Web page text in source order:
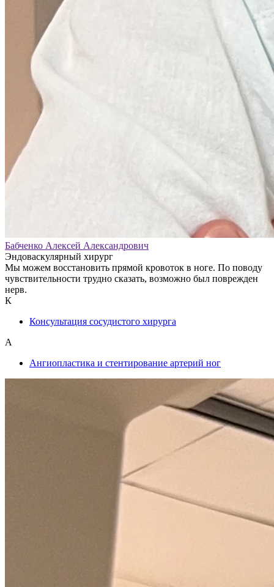
Бабченко Алексей Александрович
Эндоваскулярный хирург
Мы можем восстановить прямой кровоток в ноге. По поводу
чувствительности трудно сказать, возможно был поврежден
нерв.
К
Консультация сосудистого хирурга
А
Ангиопластика и стентирование артерий ног